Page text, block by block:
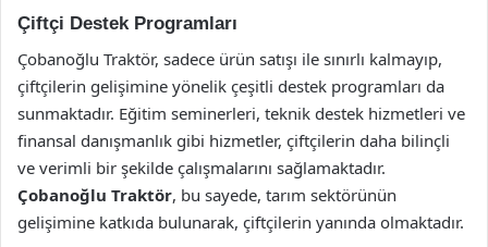
Çiftçi Destek Programları
Çobanoğlu Traktör, sadece ürün satışı ile sınırlı kalmayıp,
çiftçilerin gelişimine yönelik çeşitli destek programları da
sunmaktadır. Eğitim seminerleri, teknik destek hizmetleri ve
finansal danışmanlık gibi hizmetler, çiftçilerin daha bilinçli
ve verimli bir şekilde çalışmalarını sağlamaktadır.
Çobanoğlu Traktör, bu sayede, tarım sektörünün
gelişimine katkıda bulunarak, çiftçilerin yanında olmaktadır.